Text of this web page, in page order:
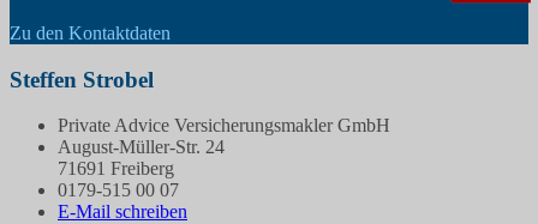
Zu den Kontaktdaten
Steffen Strobel
Private Advice Versicherungsmakler GmbH
August-Müller-Str. 24
71691 Freiberg
0179-515 00 07
E-Mail schreiben